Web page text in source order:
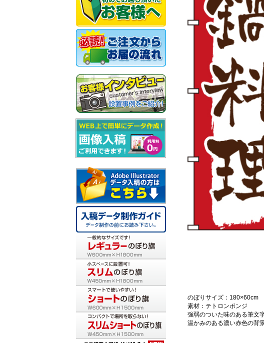
のぼりサイズ：180×60cm
素材：テトロンポンジ
強弱のついた味のある筆文
温かみのある濃い赤色の背